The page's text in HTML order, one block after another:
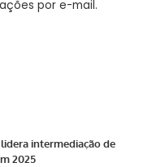
por e-mail.
intermediação de
2025